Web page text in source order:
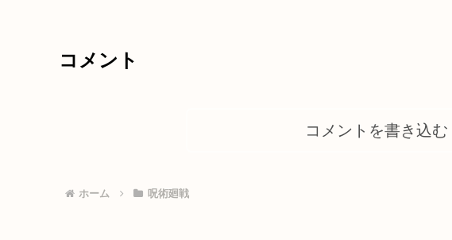
コメント
コメントを書き込む
ホーム 呪術廻戦